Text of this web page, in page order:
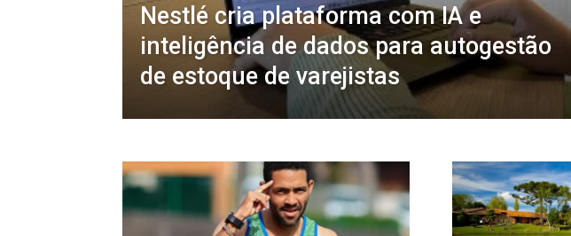
Nestlé cria plataforma com IA e
inteligência de dados para autogestão
de estoque de varejistas